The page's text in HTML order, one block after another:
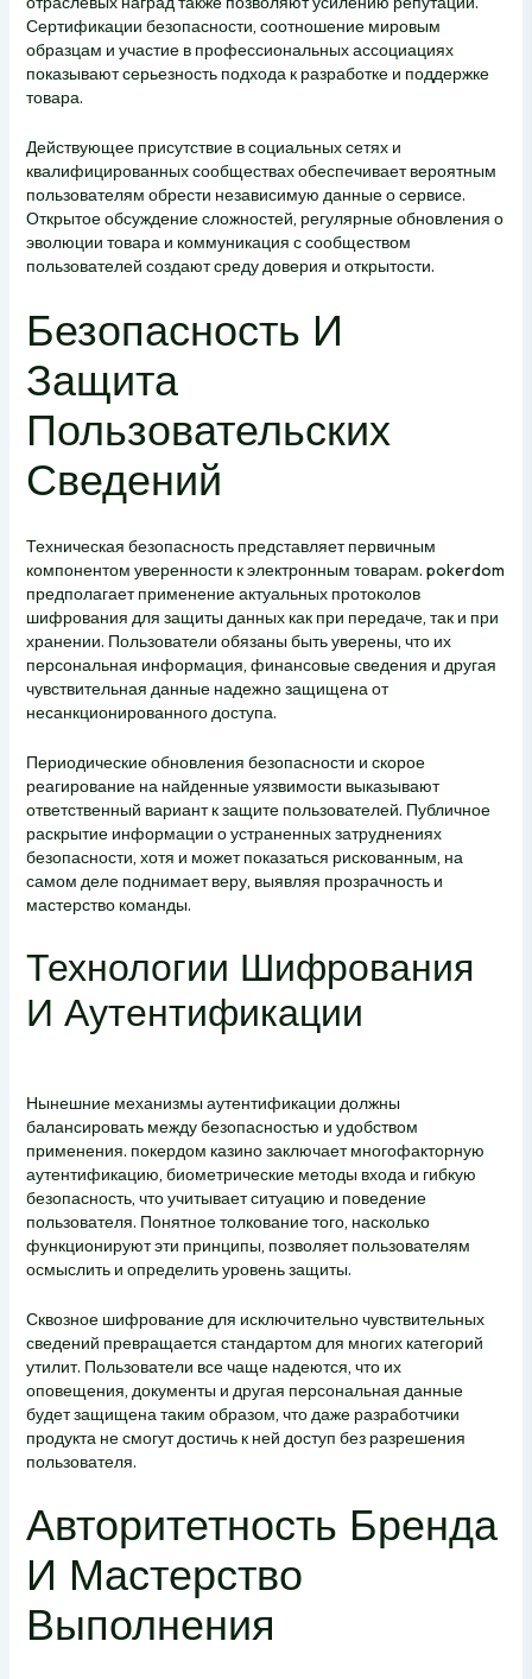
Сертификации безопасности, соотношение мировым
образцам и участие в профессиональных ассоциациях
показывают серьезность подхода к разработке и поддержке
товара.
Действующее присутствие в социальных сетях и
квалифицированных сообществах обеспечивает вероятным
пользователям обрести независимую данные о сервисе.
Открытое обсуждение сложностей, регулярные обновления о
эволюции товара и коммуникация с сообществом
пользователей создают среду доверия и открытости.
Безопасность И
Защита
Пользовательских
Сведений
Техническая безопасность представляет первичным
компонентом уверенности к электронным товарам. pokerdom
предполагает применение актуальных протоколов
шифрования для защиты данных как при передаче, так и при
хранении. Пользователи обязаны быть уверены, что их
персональная информация, финансовые сведения и другая
чувствительная данные надежно защищена от
несанкционированного доступа.
Периодические обновления безопасности и скорое
реагирование на найденные уязвимости выказывают
ответственный вариант к защите пользователей. Публичное
раскрытие информации о устраненных затруднениях
безопасности, хотя и может показаться рискованным, на
самом деле поднимает веру, выявляя прозрачность и
мастерство команды.
Технологии Шифрования
И Аутентификации
Нынешние механизмы аутентификации должны
балансировать между безопасностью и удобством
применения. покердом казино заключает многофакторную
аутентификацию, биометрические методы входа и гибкую
безопасность, что учитывает ситуацию и поведение
пользователя. Понятное толкование того, насколько
функционируют эти принципы, позволяет пользователям
осмыслить и определить уровень защиты.
Сквозное шифрование для исключительно чувствительных
сведений превращается стандартом для многих категорий
утилит. Пользователи все чаще надеются, что их
оповещения, документы и другая персональная данные
будет защищена таким образом, что даже разработчики
продукта не смогут достичь к ней доступ без разрешения
пользователя.
Авторитетность Бренда
И Мастерство
Выполнения